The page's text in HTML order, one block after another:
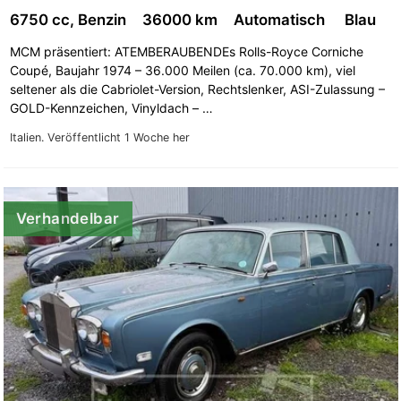
Italien. Veröffentlicht 1 Woche her
6750 cc, Benzin 36000 km Automatisch Blau
MCM präsentiert: ATEMBERAUBENDEs Rolls-Royce Corniche
Coupé, Baujahr 1974 – 36.000 Meilen (ca. 70.000 km), viel
seltener als die Cabriolet-Version, Rechtslenker, ASI-Zulassung –
GOLD-Kennzeichen, Vinyldach – …
Verhandelbar